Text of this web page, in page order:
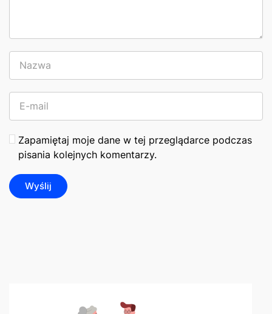
Zapamiętaj moje dane w tej przeglądarce podczas
pisania kolejnych komentarzy.